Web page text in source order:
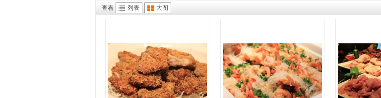
查看 列表 大图